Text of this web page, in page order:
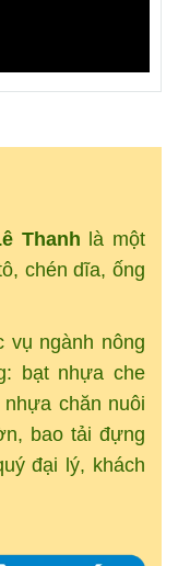
Thanh là một
chén dĩa, ống
vụ ngành nông
bạt nhựa che
chăn nuôi
bao tải đựng
đại lý, khách